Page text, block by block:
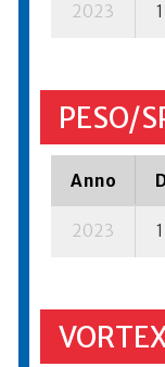
2023
PESO/
Anno
2023